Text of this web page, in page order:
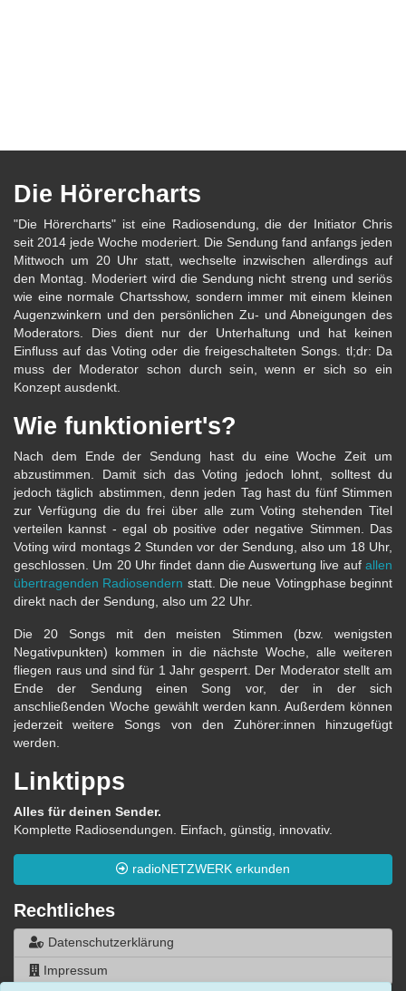
Die Hörercharts
"Die Hörercharts" ist eine Radiosendung, die der Initiator Chris
seit 2014 jede Woche moderiert. Die Sendung fand anfangs jeden
Mittwoch um 20 Uhr statt, wechselte inzwischen allerdings auf
den Montag. Moderiert wird die Sendung nicht streng und seriös
wie eine normale Chartsshow, sondern immer mit einem kleinen
Augenzwinkern und den persönlichen Zu- und Abneigungen des
Moderators. Dies dient nur der Unterhaltung und hat keinen
Einfluss auf das Voting oder die freigeschalteten Songs. tl;dr: Da
muss der Moderator schon durch sein, wenn er sich so ein
Konzept ausdenkt.
Wie funktioniert's?
Nach dem Ende der Sendung hast du eine Woche Zeit um
abzustimmen. Damit sich das Voting jedoch lohnt, solltest du
jedoch täglich abstimmen, denn jeden Tag hast du fünf Stimmen
zur Verfügung die du frei über alle zum Voting stehenden Titel
verteilen kannst - egal ob positive oder negative Stimmen. Das
Voting wird montags 2 Stunden vor der Sendung, also um 18 Uhr,
geschlossen. Um 20 Uhr findet dann die Auswertung live auf allen
übertragenden Radiosendern statt. Die neue Votingphase beginnt
direkt nach der Sendung, also um 22 Uhr.
Die 20 Songs mit den meisten Stimmen (bzw. wenigsten
Negativpunkten) kommen in die nächste Woche, alle weiteren
fliegen raus und sind für 1 Jahr gesperrt. Der Moderator stellt am
Ende der Sendung einen Song vor, der in der sich
anschließenden Woche gewählt werden kann. Außerdem können
jederzeit weitere Songs von den Zuhörer:innen hinzugefügt
werden.
Linktipps
Alles für deinen Sender.
Komplette Radiosendungen. Einfach, günstig, innovativ.
radioNETZWERK erkunden
Rechtliches
Datenschutzerklärung
Impressum